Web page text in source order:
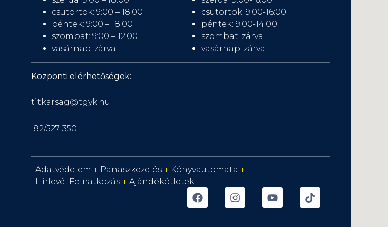
csütörtök: 9:00 – 18:00
péntek: 9:00 – 18:00
szombat: 9:00 – 12:00
vasárnap: zárva
csütörtök: 9:00-16:00
péntek: 9:00-14:00
szombat: zárva
vasárnap: zárva
Központi elérhetőségek:
titkarsag@tgyk.hu
82/527-350
Adatvédelem Panaszkezelés
Könyvautomata
Hírlevél Feliratkozás
Ajándékötletek